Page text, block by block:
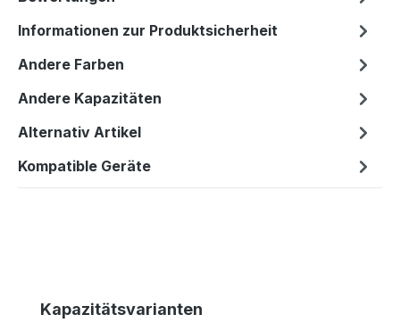
Informationen zur Produktsicherheit
Andere Farben
Andere Kapazitäten
Alternativ Artikel
Kompatible Geräte
Produktgalerie überspringen
Kapazitätsvarianten